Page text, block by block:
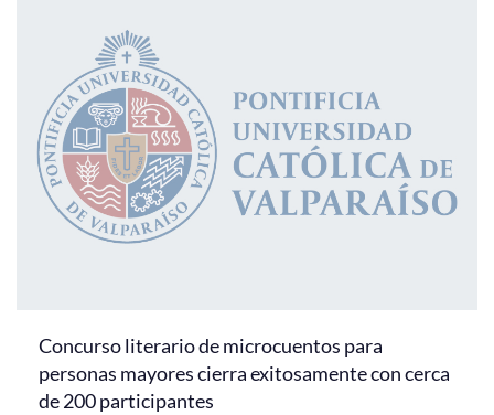
Concurso literario de microcuentos para
personas mayores cierra exitosamente con cerca
de 200 participantes